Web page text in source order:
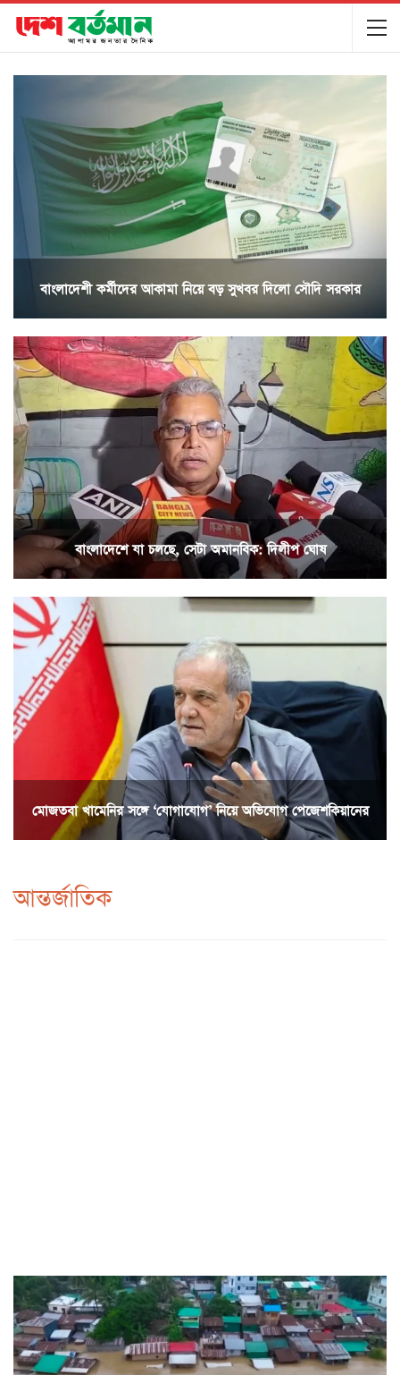
বাংলাদেশী কর্মীদের আকামা নিয়ে বড় সুখবর দিলো সৌদি সরকার
বাংলাদেশে যা চলছে, সেটা অমানবিক: দিলীপ ঘোষ
মোজতবা খামেনির সঙ্গে ‘যোগাযোগ’ নিয়ে অভিযোগ পেজেশকিয়ানের
আন্তর্জাতিক